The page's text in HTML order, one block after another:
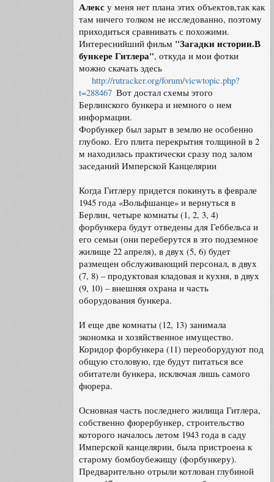
Алекс у меня нет плана этих объектов,так как
там ничего толком не исследованно, поэтому
приходиться сравнивать с похожими.
Интереснийший фильм "Загадки истории.В
бункере Гитлера", откуда и мои фотки
можно скачать здесь
http://rutracker.org/forum/viewtopic.php?
t=288467 Вот достал схемы этого
Берлинского бункера и немного о нем
информации.
Форбункер был зарыт в землю не особенно
глубоко. Его плита перекрытия толщиной в 2
м находилась практически сразу под залом
заседаний Имперской Канцелярии
Когда Гитлеру придется покинуть в феврале
1945 года «Вольфшанце» и вернуться в
Берлин, четыре комнаты (1, 2, 3, 4)
форбункера будут отведены для Геббельса и
его семьи (они переберутся в это подземное
жилище 22 апреля), в двух (5, 6) будет
размещен обслуживающий персонал, в двух
(7, 8) – продуктовая кладовая и кухня, в двух
(9, 10) – внешняя охрана и часть
оборудования бункера.
И еще две комнаты (12, 13) занимала
экономка и хозяйственное имущество.
Коридор форбункера (11) переоборудуют под
общую столовую, где будут питаться все
обитатели бункера, исключая лишь самого
фюрера.
Основная часть последнего жилища Гитлера,
собственно фюрербункер, строительство
которого началось летом 1943 года в саду
Имперской канцелярии, была пристроена к
старому бомбоубежищу (форбункеру).
Предварительно отрыли котлован глубиной